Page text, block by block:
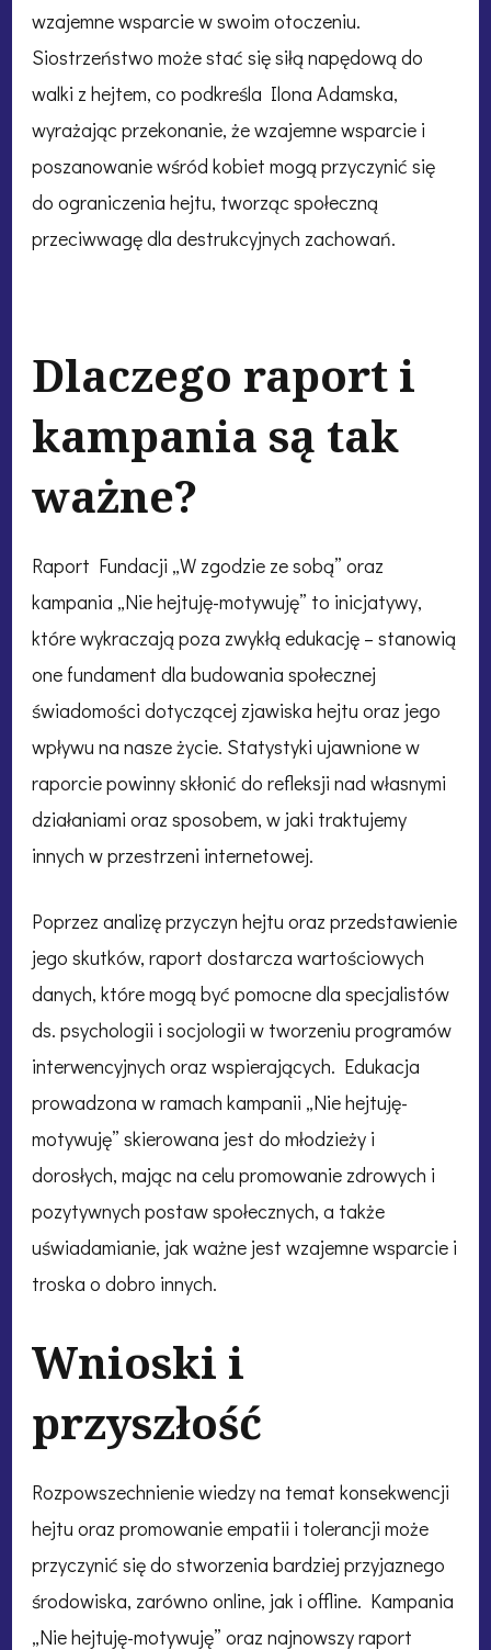
wzajemne wsparcie w swoim otoczeniu.
Siostrzeństwo może stać się siłą napędową do
walki z hejtem, co podkreśla Ilona Adamska,
wyrażając przekonanie, że wzajemne wsparcie i
poszanowanie wśród kobiet mogą przyczynić się
do ograniczenia hejtu, tworząc społeczną
przeciwwagę dla destrukcyjnych zachowań.
Dlaczego raport i
kampania są tak
ważne?
Raport Fundacji „W zgodzie ze sobą” oraz
kampania „Nie hejtuję-motywuję” to inicjatywy,
które wykraczają poza zwykłą edukację – stanowią
one fundament dla budowania społecznej
świadomości dotyczącej zjawiska hejtu oraz jego
wpływu na nasze życie. Statystyki ujawnione w
raporcie powinny skłonić do refleksji nad własnymi
działaniami oraz sposobem, w jaki traktujemy
innych w przestrzeni internetowej.
Poprzez analizę przyczyn hejtu oraz przedstawienie
jego skutków, raport dostarcza wartościowych
danych, które mogą być pomocne dla specjalistów
ds. psychologii i socjologii w tworzeniu programów
interwencyjnych oraz wspierających. Edukacja
prowadzona w ramach kampanii „Nie hejtuję-
motywuję” skierowana jest do młodzieży i
dorosłych, mając na celu promowanie zdrowych i
pozytywnych postaw społecznych, a także
uświadamianie, jak ważne jest wzajemne wsparcie i
troska o dobro innych.
Wnioski i
przyszłość
Rozpowszechnienie wiedzy na temat konsekwencji
hejtu oraz promowanie empatii i tolerancji może
przyczynić się do stworzenia bardziej przyjaznego
środowiska, zarówno online, jak i offline. Kampania
„Nie hejtuję-motywuję” oraz najnowszy raport